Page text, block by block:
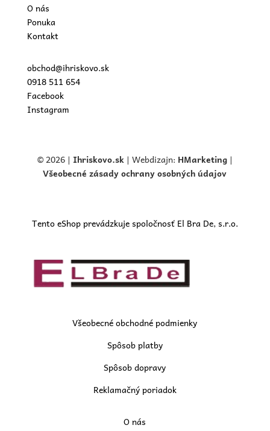
O nás
Ponuka
Kontakt
obchod@ihriskovo.sk
0918 511 654
Facebook
Instagram
© 2026 | Ihriskovo.sk| Webdizajn: HMarketing |
Všeobecné zásady ochrany osobných údajov
Tento eShop prevádzkuje spoločnosť El Bra De, s.r.o.
Všeobecné obchodné podmienky
Spôsob platby
Spôsob dopravy
Reklamačný poriadok
O nás